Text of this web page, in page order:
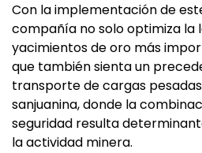
Con la implementación de
compañía no solo optimiza la
yacimientos de oro más
que también sienta un
transporte de cargas
sanjuanina, donde la
seguridad resulta
la actividad minera.